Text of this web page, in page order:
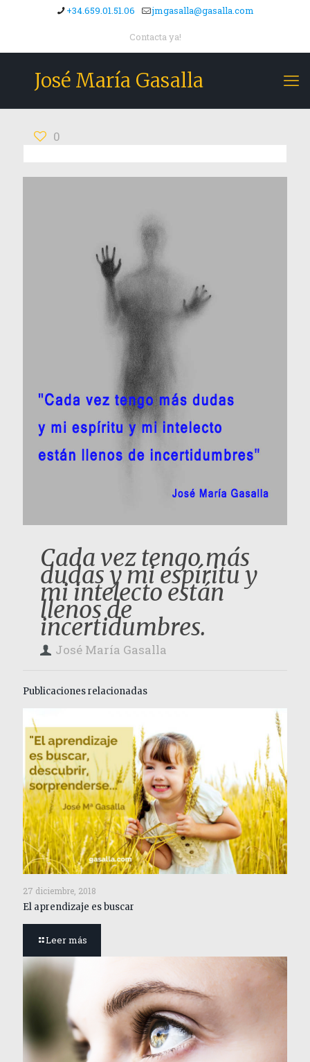
+34.659.01.51.06 jmgasalla@gasalla.com
Contacta ya!
José María Gasalla
0
Cada vez tengo más
dudas y mi espíritu y
mi intelecto están
llenos de
incertidumbres.
José María Gasalla
Publicaciones relacionadas
27 diciembre, 2018
El aprendizaje es buscar
Leer más